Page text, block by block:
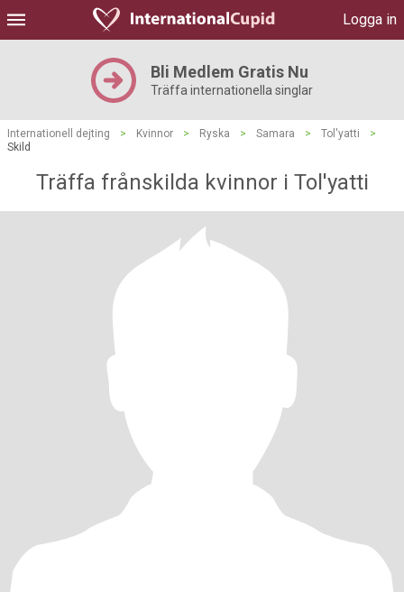
Logga in
Bli Medlem Gratis Nu
Träffa internationella singlar
Internationell dejting > Kvinnor > Ryska > Samara > Tol'yatti
>
Skild
Träffa frånskilda kvinnor i Tol'yatti